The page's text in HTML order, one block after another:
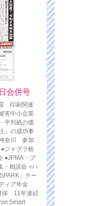
合併号
印刷関連
害中小企業
平判紙の価
」の成功事
奈川 参加
ジャグラ栃
●JPMA・プ
・相談会 ○ハ
」テー
ィア年金
保 11年連続
Smart